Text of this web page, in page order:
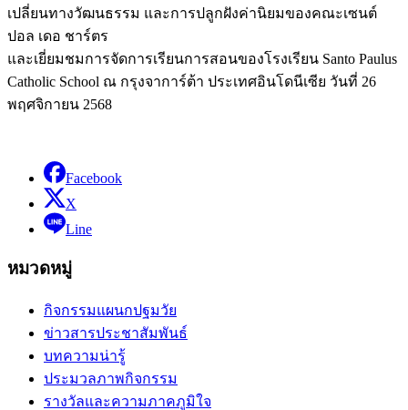
เปลี่ยนทางวัฒนธรรม และการปลูกฝังค่านิยมของคณะเซนต์
ปอล เดอ ชาร์ตร
และเยี่ยมชมการจัดการเรียนการสอนของโรงเรียน Santo Paulus
Catholic School ณ กรุงจาการ์ต้า ประเทศอินโดนีเซีย วันที่ 26
พฤศจิกายน 2568
Facebook
X
Line
หมวดหมู่
กิจกรรมแผนกปฐมวัย
ข่าวสารประชาสัมพันธ์
บทความน่ารู้
ประมวลภาพกิจกรรม
รางวัลและความภาคภูมิใจ